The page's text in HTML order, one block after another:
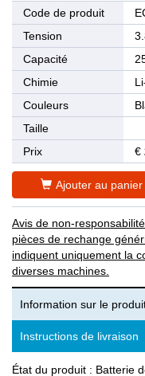
Code de produit
Tension
Capacité
Chimie
Couleurs
Taille
Prix
€
Ajouter au panier
Avis de non-
pièces de rechange
indiquent uniquement la
diverses machines.
Information sur le
Instructions de livraison
État du produit : Batterie